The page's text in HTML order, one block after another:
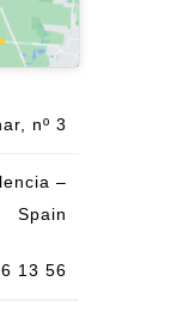
nº 3
–
Spain
13 56